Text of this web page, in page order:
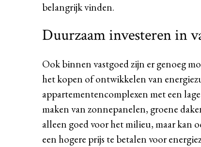
belangrijk vinden.
Duurzaam investeren in
Ook binnen vastgoed zijn er genoeg
het kopen of ontwikkelen van
appartementencomplexen met een
maken van zonnepanelen, groene
alleen goed voor het milieu, maar kan
een hogere prijs te betalen voor